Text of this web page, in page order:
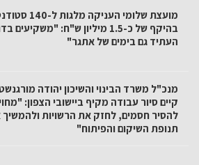
מועצת שלומי העניקה
בהיקף של כ-1.5 מיליון ש"ח: "משקיעים
העתיד גם בימים של אתגר"
מנכ"ל משרד הבינוי והשיכון יהודה
קיים סיור עבודה מקיף ביישובי הצפון:
להסיר חסמים, לחזק את הרשויות
תנופת השיקום והפיתוח"